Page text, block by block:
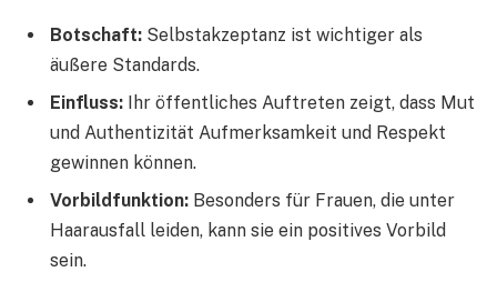
Botschaft: Selbstakzeptanz ist wichtiger als
äußere Standards.
Einfluss: Ihr öffentliches Auftreten zeigt, dass Mut
und Authentizität Aufmerksamkeit und Respekt
gewinnen können.
Vorbildfunktion: Besonders für Frauen, die unter
Haarausfall leiden, kann sie ein positives Vorbild
sein.